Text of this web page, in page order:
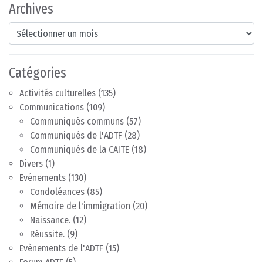
Archives
Archives
Catégories
Activités culturelles (135)
Communications (109)
Communiqués communs (57)
Communiqués de l'ADTF (28)
Communiqués de la CAITE (18)
Divers (1)
Evénements (130)
Condoléances (85)
Mémoire de l'immigration (20)
Naissance. (12)
Réussite. (9)
Evènements de l'ADTF (15)